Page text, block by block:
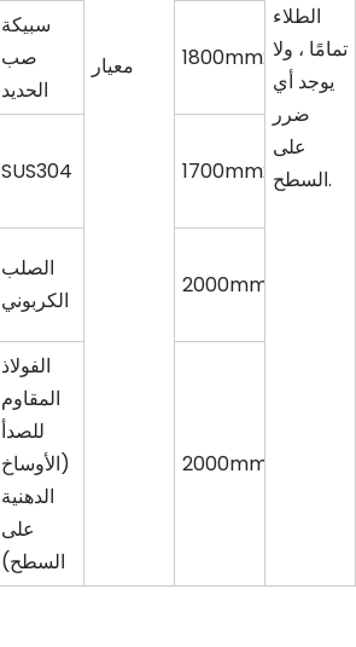
معيار
الطلاء
تمامًا ، ولا
يوجد أي
ضرر
على
السطح.
سبيكة
صب
الحديد
1800mm2/s
SUS304 1700mm2/s
الصلب
الكربوني
2000mm2/s
الفولاذ
المقاوم
للصدأ
(الأوساخ
الدهنية
على
السطح)
2000mm2/s